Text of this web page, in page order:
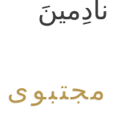
نادِمينَ
مجتبوی